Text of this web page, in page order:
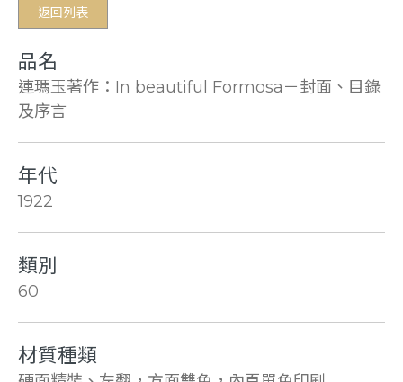
返回列表
品名
連瑪玉著作：In beautiful Formosa－封面、目錄
及序言
年代
1922
類別
60
材質種類